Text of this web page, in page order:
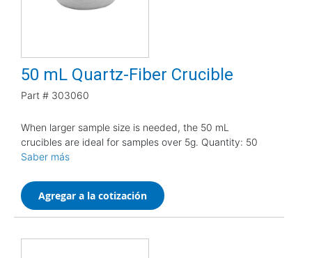
50 mL Quartz-Fiber Crucible
Part # 303060
When larger sample size is needed, the 50 mL
crucibles are ideal for samples over 5g. Quantity: 50
Saber más
Agregar a la cotización